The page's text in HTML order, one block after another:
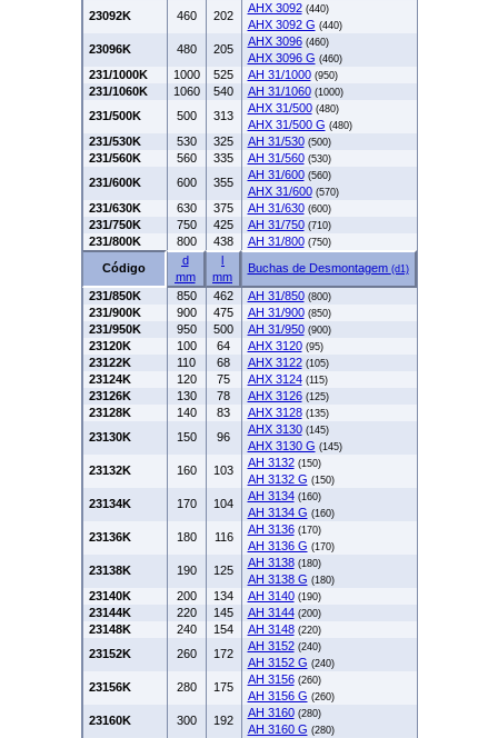
23092K 460 202
AHX 3092 (440)
AHX 3092 G (440)
23096K 480 205
AHX 3096 (460)
AHX 3096 G (460)
231/1000K 1000 525 AH 31/1000 (950)
231/1060K 1060 540 AH 31/1060 (1000)
231/500K 500 313
AHX 31/500 (480)
AHX 31/500 G (480)
231/530K 530 325 AH 31/530 (500)
231/560K 560 335 AH 31/560 (530)
231/600K 600 355
AH 31/600 (560)
AHX 31/600 (570)
231/630K 630 375 AH 31/630 (600)
231/750K 750 425 AH 31/750 (710)
231/800K 800 438 AH 31/800 (750)
Código
d
mm
l
mm
Buchas de Desmontagem (d1)
231/850K 850 462 AH 31/850 (800)
231/900K 900 475 AH 31/900 (850)
231/950K 950 500 AH 31/950 (900)
23120K 100 64 AHX 3120 (95)
23122K 110 68 AHX 3122 (105)
23124K 120 75 AHX 3124 (115)
23126K 130 78 AHX 3126 (125)
23128K 140 83 AHX 3128 (135)
23130K 150 96
AHX 3130 (145)
AHX 3130 G (145)
23132K 160 103
AH 3132 (150)
AH 3132 G (150)
23134K 170 104
AH 3134 (160)
AH 3134 G (160)
23136K 180 116
AH 3136 (170)
AH 3136 G (170)
23138K 190 125
AH 3138 (180)
AH 3138 G (180)
23140K 200 134 AH 3140 (190)
23144K 220 145 AH 3144 (200)
23148K 240 154 AH 3148 (220)
23152K 260 172
AH 3152 (240)
AH 3152 G (240)
23156K 280 175
AH 3156 (260)
AH 3156 G (260)
23160K 300 192
AH 3160 (280)
AH 3160 G (280)